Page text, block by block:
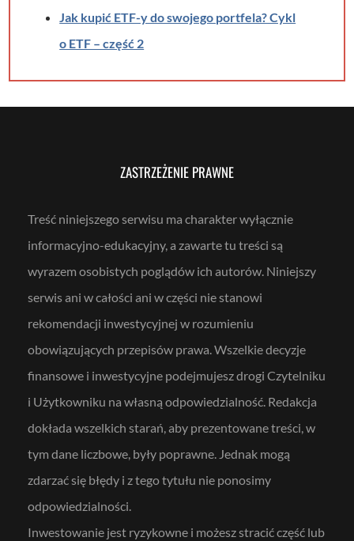
Jak kupić ETF-y do swojego portfela? Cykl
o ETF – część 2
ZASTRZEŻENIE PRAWNE
Treść niniejszego serwisu ma charakter wyłącznie
informacyjno-edukacyjny, a zawarte tu treści są
wyrazem osobistych poglądów ich autorów. Niniejszy
serwis ani w całości ani w części nie stanowi
rekomendacji inwestycyjnej w rozumieniu
obowiązujących przepisów prawa. Wszelkie decyzje
finansowe i inwestycyjne podejmujesz drogi Czytelniku
i Użytkowniku na własną odpowiedzialność. Redakcja
dokłada wszelkich starań, aby prezentowane treści, w
tym dane liczbowe, były poprawne. Jednak mogą
zdarzać się błędy i z tego tytułu nie ponosimy
odpowiedzialności.
Inwestowanie jest ryzykowne i możesz stracić część lub